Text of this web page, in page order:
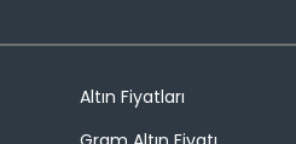
Altın Fiyatları